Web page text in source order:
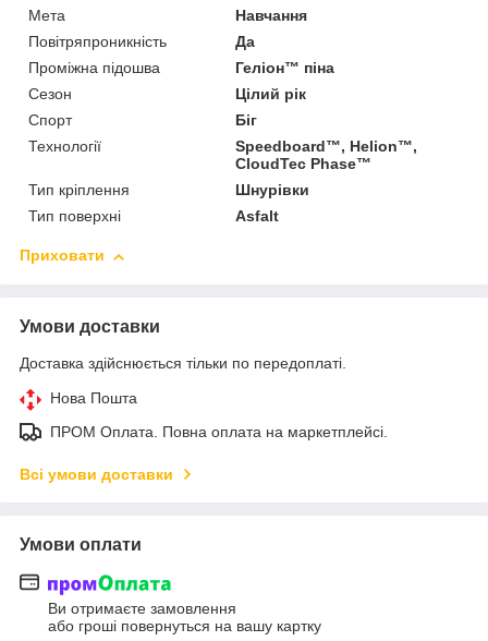
Мета
Навчання
Повітряпроникність
Да
Проміжна підошва
Геліон™ піна
Сезон
Цілий рік
Спорт
Біг
Технології
Speedboard™, Helion™,
CloudTec Phase™
Тип кріплення
Шнурівки
Тип поверхні
Asfalt
Приховати
Умови доставки
Доставка здійснюється тільки по передоплаті.
Нова Пошта
ПРОМ Оплата. Повна оплата на маркетплейсі.
Всі умови доставки
Умови оплати
Ви отримаєте замовлення
або гроші повернуться на вашу картку